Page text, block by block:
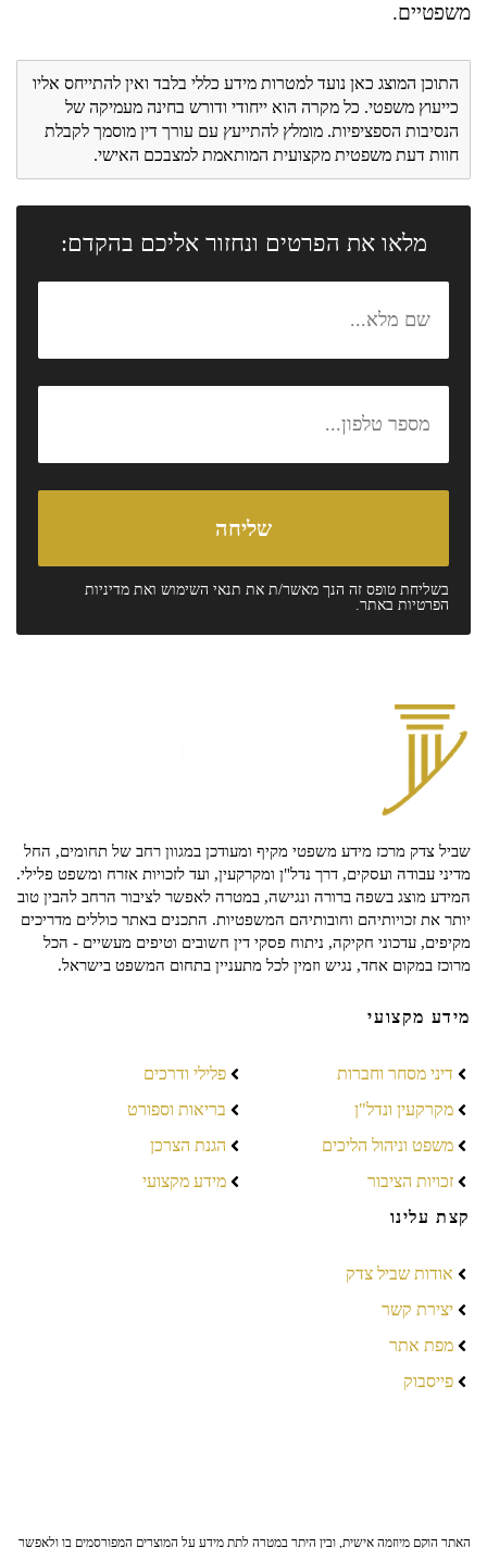
משפטיים.
התוכן המוצג כאן נועד למטרות מידע כללי בלבד ואין להתייחס אליו
כייעוץ משפטי. כל מקרה הוא ייחודי ודורש בחינה מעמיקה של
הנסיבות הספציפיות. מומלץ להתייעץ עם עורך דין מוסמך לקבלת
חוות דעת משפטית מקצועית המותאמת למצבכם האישי.
מלאו את הפרטים ונחזור אליכם בהקדם:
בשליחת טופס זה הנך מאשר/ת את תנאי השימוש ואת מדיניות
הפרטיות באתר.
שביל צדק מרכז מידע משפטי מקיף ומעודכן במגוון רחב של תחומים, החל
מדיני עבודה ועסקים, דרך נדל"ן ומקרקעין, ועד לזכויות אזרח ומשפט פלילי.
המידע מוצג בשפה ברורה ונגישה, במטרה לאפשר לציבור הרחב להבין טוב
יותר את זכויותיהם וחובותיהם המשפטיות. התכנים באתר כוללים מדריכים
מקיפים, עדכוני חקיקה, ניתוח פסקי דין חשובים וטיפים מעשיים - הכל
מרוכז במקום אחד, נגיש וזמין לכל מתעניין בתחום המשפט בישראל.
מידע מקצועי
דיני מסחר וחברות
מקרקעין ונדל"ן
משפט וניהול הליכים
זכויות הציבור
פלילי ודרכים
בריאות וספורט
הגנת הצרכן
מידע מקצועי
קצת עלינו
אודות שביל צדק
יצירת קשר
מפת אתר
פייסבוק
האתר הוקם מיוזמה אישית, ובין היתר במטרה לתת מידע על המוצרים המפורסמים בו ולאפשר